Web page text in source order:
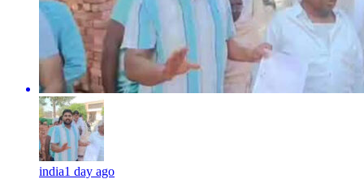
india1 day ago